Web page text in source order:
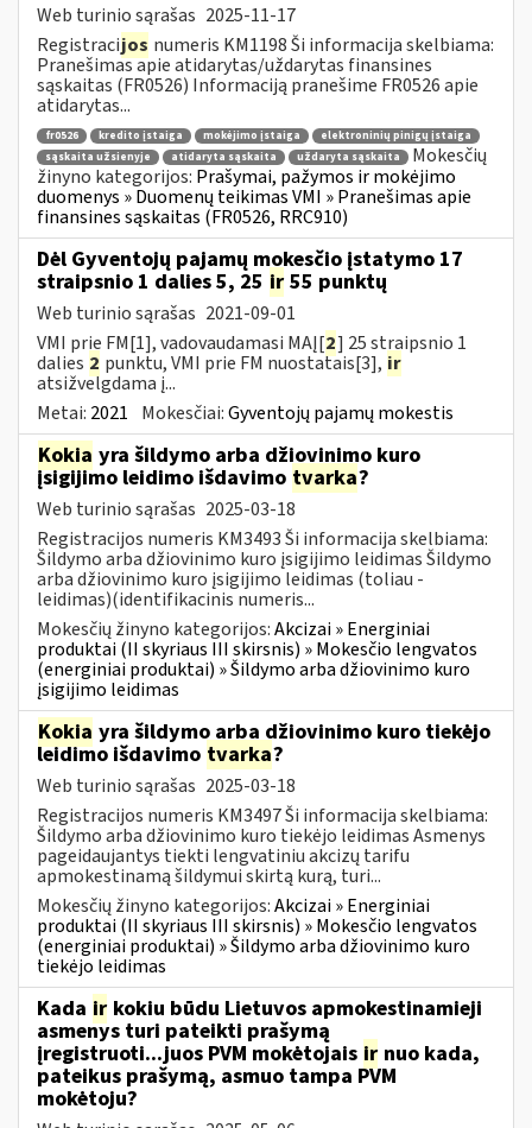
Web turinio sąrašas 2025-11-17
Registracijos numeris KM1198 Ši informacija skelbiama:
Pranešimas apie atidarytas/uždarytas finansines
sąskaitas (FR0526) Informaciją pranešime FR0526 apie
atidarytas...
fr0526 kredito įstaiga mokėjimo įstaiga
elektroninių pinigų įstaiga
sąskaita užsienyje
atidaryta sąskaita uždaryta sąskaita
Mokesčių
žinyno kategorijos: Prašymai, pažymos ir mokėjimo
duomenys » Duomenų teikimas VMI » Pranešimas apie
finansines sąskaitas (FR0526, RRC910)
Dėl Gyventojų pajamų mokesčio įstatymo 17
straipsnio 1 dalies 5, 25 ir 55 punktų
Web turinio sąrašas 2021-09-01
VMI prie FM[1], vadovaudamasi MAĮ[2] 25 straipsnio 1
dalies 2 punktu, VMI prie FM nuostatais[3], ir
atsižvelgdama į...
Metai: 2021 Mokesčiai:Gyventojų pajamų mokestis
Kokia yra šildymo arba džiovinimo kuro
įsigijimo leidimo išdavimo tvarka?
Web turinio sąrašas 2025-03-18
Registracijos numeris KM3493 Ši informacija skelbiama:
Šildymo arba džiovinimo kuro įsigijimo leidimas Šildymo
arba džiovinimo kuro įsigijimo leidimas (toliau -
leidimas)(identifikacinis numeris...
Mokesčių žinyno kategorijos:Akcizai » Energiniai
produktai (II skyriaus III skirsnis) » Mokesčio lengvatos
(energiniai produktai) » Šildymo arba džiovinimo kuro
įsigijimo leidimas
Kokia yra šildymo arba džiovinimo kuro tiekėjo
leidimo išdavimo tvarka?
Web turinio sąrašas 2025-03-18
Registracijos numeris KM3497 Ši informacija skelbiama:
Šildymo arba džiovinimo kuro tiekėjo leidimas Asmenys
pageidaujantys tiekti lengvatiniu akcizų tarifu
apmokestinamą šildymui skirtą kurą, turi...
Mokesčių žinyno kategorijos:Akcizai » Energiniai
produktai (II skyriaus III skirsnis) » Mokesčio lengvatos
(energiniai produktai) » Šildymo arba džiovinimo kuro
tiekėjo leidimas
Kada ir kokiu būdu Lietuvos apmokestinamieji
asmenys turi pateikti prašymą
įregistruoti...juos PVM mokėtojais ir nuo kada,
pateikus prašymą, asmuo tampa PVM
mokėtoju?